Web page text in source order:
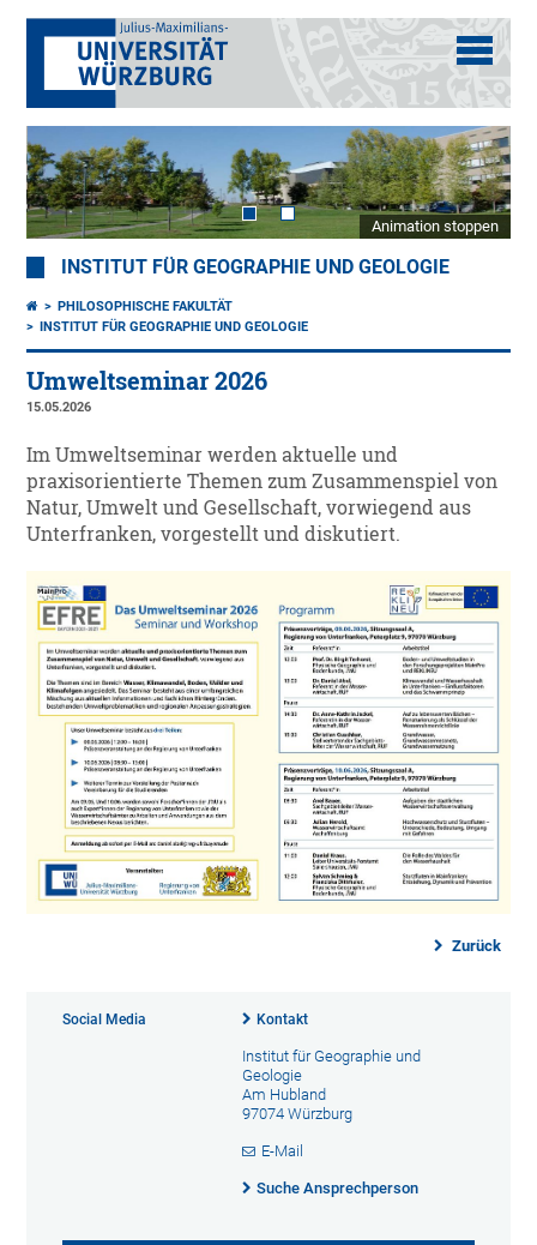
Animation stoppen
INSTITUT FÜR GEOGRAPHIE UND GEOLOGIE
PHILOSOPHISCHE FAKULTÄT
INSTITUT FÜR GEOGRAPHIE UND GEOLOGIE
Umweltseminar 2026
15.05.2026
Im Umweltseminar werden aktuelle und
praxisorientierte Themen zum Zusammenspiel von
Natur, Umwelt und Gesellschaft, vorwiegend aus
Unterfranken, vorgestellt und diskutiert.
Zurück
Social Media Kontakt
Institut für Geographie und
Geologie
Am Hubland
97074 Würzburg
E-Mail
Suche Ansprechperson